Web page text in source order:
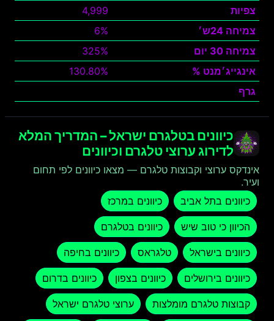
צפיות
4,999
צמיחה 24ש׳
6%
צמיחה 30 יום
325%
אינגייג׳מנט %
130.80%
גרף
כיוונים בטלגרם ישראל – המדריך המלא
לדירוג ערוצי טלגרם וכיוונים
אינדקס ערוצי וקבוצות טלגרם — מצאו כיוונים לפי תחום
ועיר.
כיוונים בתל אביב
כיוונים במרכז
הכיוון כי טוב שיש כיוונים בטלגרם
כיוונים בישראל טלגראס כיוונים בחיפה
כיוונים בירושלים כיוונים בצפון כיוונים בדרום
קבוצות טלגרם מומלצות ערוצי טלגרם ישראל